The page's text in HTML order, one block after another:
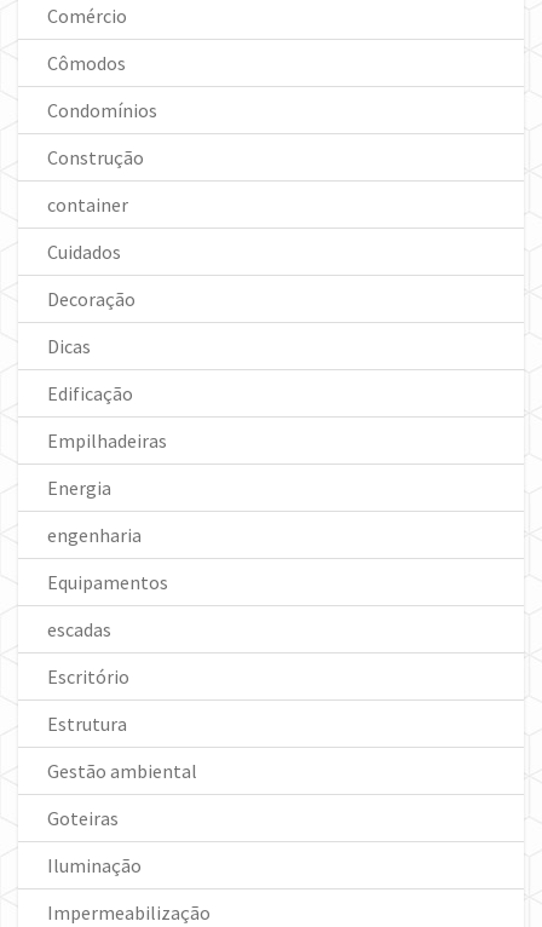
Comércio
Cômodos
Condomínios
Construção
container
Cuidados
Decoração
Dicas
Edificação
Empilhadeiras
Energia
engenharia
Equipamentos
escadas
Escritório
Estrutura
Gestão ambiental
Goteiras
Iluminação
Impermeabilização